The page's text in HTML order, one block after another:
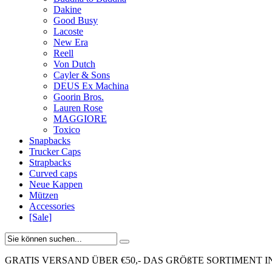
Dakine
Good Busy
Lacoste
New Era
Reell
Von Dutch
Cayler & Sons
DEUS Ex Machina
Goorin Bros.
Lauren Rose
MAGGIORE
Toxico
Snapbacks
Trucker Caps
Strapbacks
Curved caps
Neue Kappen
Mützen
Accessories
[Sale]
GRATIS VERSAND ÜBER €50,- DAS GRÖßTE SORTIMENT